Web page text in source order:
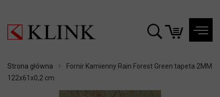
Strona główna
Fornir Kamienny Rain Forest Green tapeta 2MM
122x61x0,2 cm